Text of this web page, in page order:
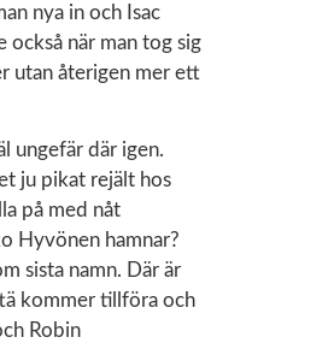
nya in och Isac
också när man tog sig
utan återigen mer ett
ungefär där igen.
ju pikat rejält hos
på med nåt
Hyvönen hamnar?
sista namn. Där är
kommer tillföra och
Robin